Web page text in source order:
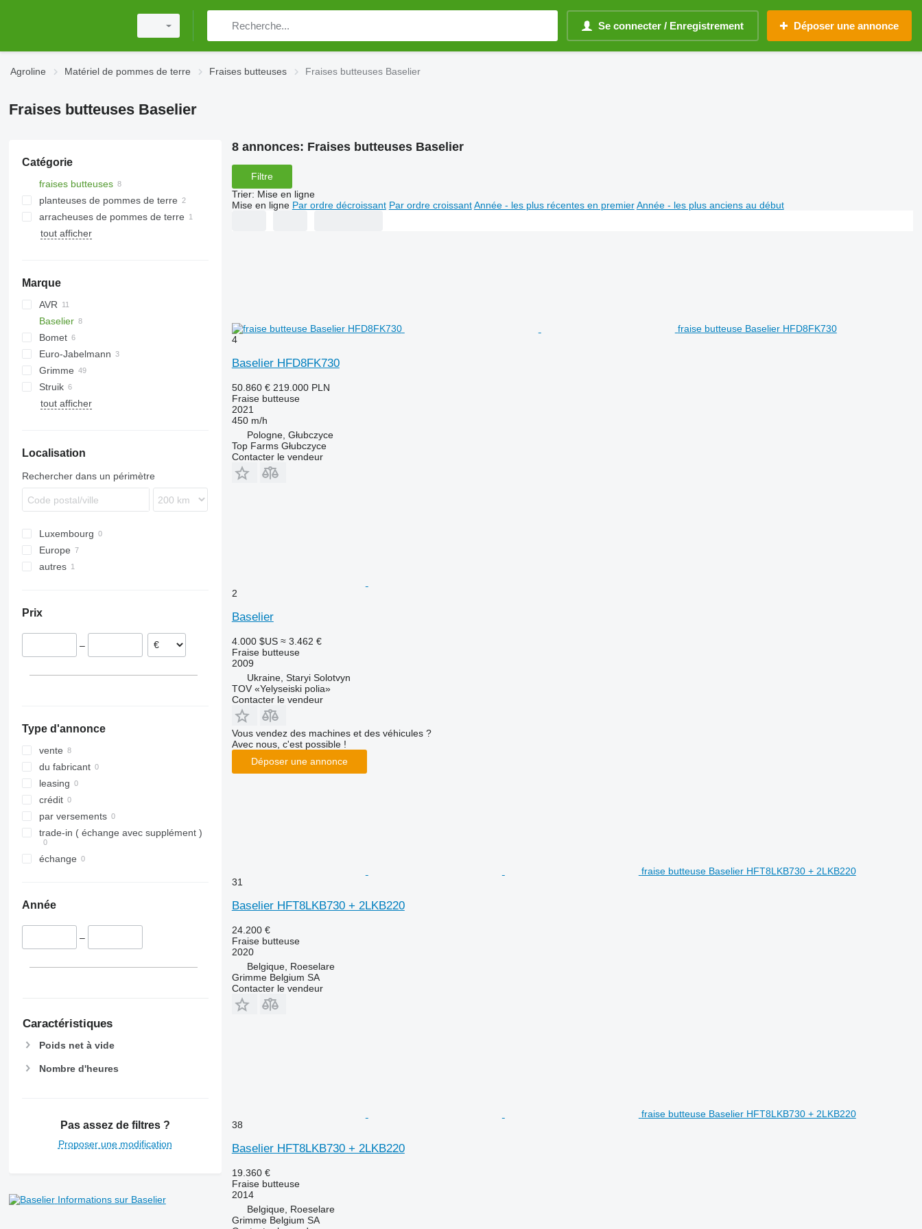
Se connecter / Enregistrement Déposer une annonce
Agroline Matériel de pommes de terre Fraises butteuses Fraises butteuses Baselier
Fraises butteuses Baselier
Catégorie
fraises butteuses
planteuses de pommes de terre
arracheuses de pommes de terre
tout afficher
Marque
AVR
MultiForce
Baselier
Bomet
U-series
Z-series
Euro-Jabelmann
Grimme
BFL
DF
Struik
tout afficher
Localisation
Rechercher dans un périmètre
Luxembourg
Europe
Allemagne
autres
Prix
–
Type d'annonce
vente
du fabricant
leasing
crédit
par versements
trade-in ( échange avec supplément )
échange
Année
–
Caractéristiques
Poids net à vide
Nombre d'heures
Pas assez de filtres ?
Proposer une modification
Informations sur Baselier
8 annonces: Fraises butteuses Baselier
Filtre
Trier: Mise en ligne
Mise en ligne Par ordre décroissant Par ordre croissant Année - les plus récentes en premier Année - les plus anciens au début
fraise butteuse Baselier HFD8FK730
4
Baselier HFD8FK730
50.860 € 219.000 PLN
Fraise butteuse
2021
450 m/h
Pologne, Głubczyce
Top Farms Głubczyce
Contacter le vendeur
2
Baselier
4.000 $US ≈ 3.462 €
Fraise butteuse
2009
Ukraine, Staryi Solotvyn
TOV «Yelyseiski polia»
Contacter le vendeur
Vous vendez des machines et des véhicules ?
Avec nous, c'est possible !
Déposer une annonce
fraise butteuse Baselier HFT8LKB730 + 2LKB220
31
Baselier HFT8LKB730 + 2LKB220
24.200 €
Fraise butteuse
2020
Belgique, Roeselare
Grimme Belgium SA
Contacter le vendeur
fraise butteuse Baselier HFT8LKB730 + 2LKB220
38
Baselier HFT8LKB730 + 2LKB220
19.360 €
Fraise butteuse
2014
Belgique, Roeselare
Grimme Belgium SA